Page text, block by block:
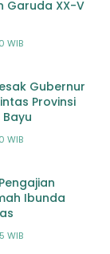
Garuda XX-V
WIB
Gubernur
Provinsi
WIB
Ibunda
WIB